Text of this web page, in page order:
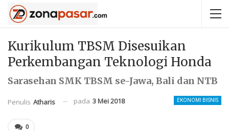
Kurikulum TBSM Disesuikan
Perkembangan Teknologi Honda
Sarasehan SMK TBSM se-Jawa, Bali dan NTB
EKONOMI BISNIS
Penulis Atharis pada 3 Mei 2018
0